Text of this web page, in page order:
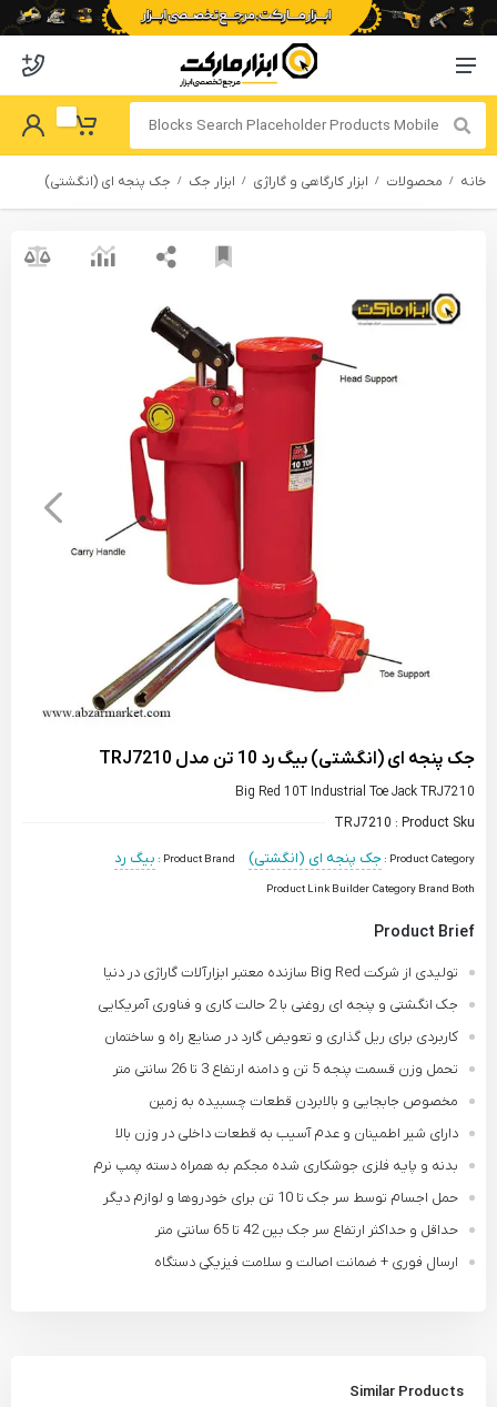
Menu Navigation
My Basket
Password
خانه محصولات ابزار کارگاهی و گاراژی ابزار جک جک پنجه ای (انگشتی)
جک پنجه ای (انگشتی) بیگ رد 10 تن مدل TRJ7210
Big Red 10T Industrial Toe Jack TRJ7210
Product Sku :
TRJ7210
Product Category : جک پنجه ای (انگشتی) Product Brand : بیگ رد
Product Link Builder Category Brand Both
Product Brief
تولیدی از شرکت Big Red سازنده معتبر ابزارآلات گاراژی در دنیا
جک انگشتی و پنجه ای روغنی با 2 حالت کاری و فناوری آمریکایی
کاربردی برای ریل گذاری و تعویض گارد در صنایع راه و ساختمان
تحمل وزن قسمت پنجه 5 تن و دامنه ارتفاع 3 تا 26 سانتی متر
مخصوص جابجایی و بالابردن قطعات چسبیده به زمین
دارای شیر اطمینان و عدم آسیب به قطعات داخلی در وزن بالا
بدنه و پایه فلزی جوشکاری شده مجکم به همراه دسته پمپ نرم
حمل اجسام توسط سر جک تا 10 تن برای خودروها و لوازم دیگر
حداقل و حداکثر ارتفاع سر جک بین 42 تا 65 سانتی متر
ارسال فوری + ضمانت اصالت و سلامت فیزیکی دستگاه
Similar Products